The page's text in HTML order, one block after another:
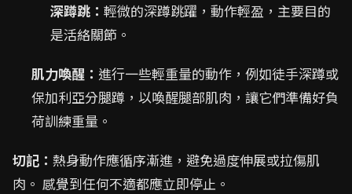
深蹲跳： 輕微的深蹲跳躍，動作輕盈，主要目的
是活絡關節。
肌力喚醒： 進行一些輕重量的動作，例如徒手深蹲或
保加利亞分腿蹲，以喚醒腿部肌肉，讓它們準備好負
荷訓練重量。
切記： 熱身動作應循序漸進，避免過度伸展或拉傷肌
肉。 感覺到任何不適都應立即停止。